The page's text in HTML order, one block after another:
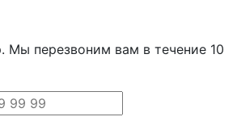
Мы перезвоним вам в течение 10